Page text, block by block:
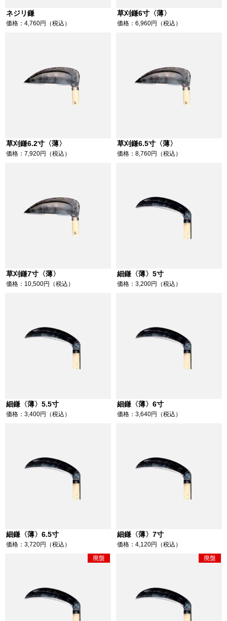
ネジリ鎌
価格：4,760円（税込）
草刈鎌6寸〈薄〉
価格：6,960円（税込）
草刈鎌6.2寸〈薄〉
価格：7,920円（税込）
草刈鎌6.5寸〈薄〉
価格：8,760円（税込）
草刈鎌7寸〈薄〉
価格：10,500円（税込）
細鎌〈薄〉5寸
価格：3,200円（税込）
細鎌〈薄〉5.5寸
価格：3,400円（税込）
細鎌〈薄〉6寸
価格：3,640円（税込）
細鎌〈薄〉6.5寸
価格：3,720円（税込）
細鎌〈薄〉7寸
価格：4,120円（税込）
廃盤
廃盤